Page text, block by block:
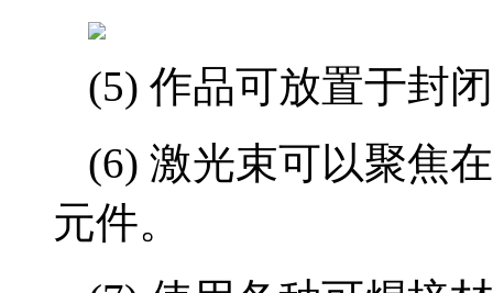
(5) 作品可放置于封
(6) 激光束可以聚焦
元件。